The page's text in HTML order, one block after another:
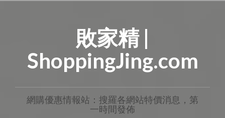
敗家精 |
ShoppingJing.com
網購優惠情報站：搜羅各網站特價消息，第
一時間發佈